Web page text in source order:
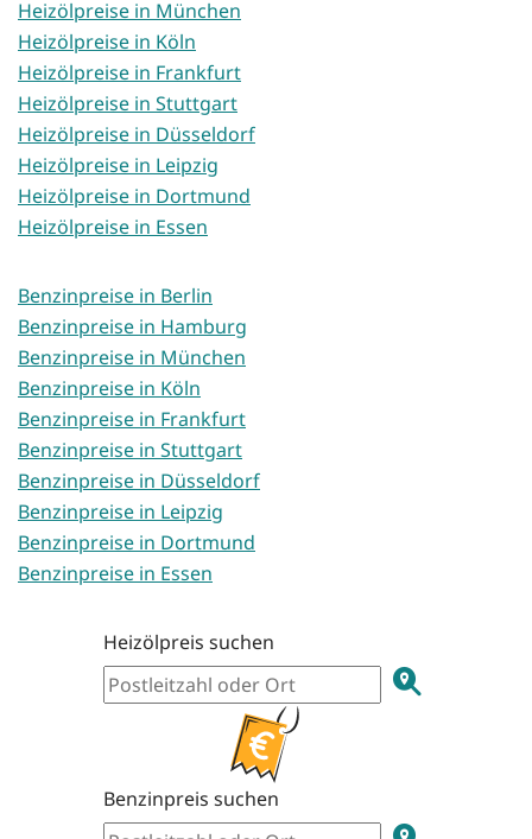
Heizölpreise in München
Heizölpreise in Köln
Heizölpreise in Frankfurt
Heizölpreise in Stuttgart
Heizölpreise in Düsseldorf
Heizölpreise in Leipzig
Heizölpreise in Dortmund
Heizölpreise in Essen
Benzinpreise in Berlin
Benzinpreise in Hamburg
Benzinpreise in München
Benzinpreise in Köln
Benzinpreise in Frankfurt
Benzinpreise in Stuttgart
Benzinpreise in Düsseldorf
Benzinpreise in Leipzig
Benzinpreise in Dortmund
Benzinpreise in Essen
Heizölpreis suchen
Benzinpreis suchen